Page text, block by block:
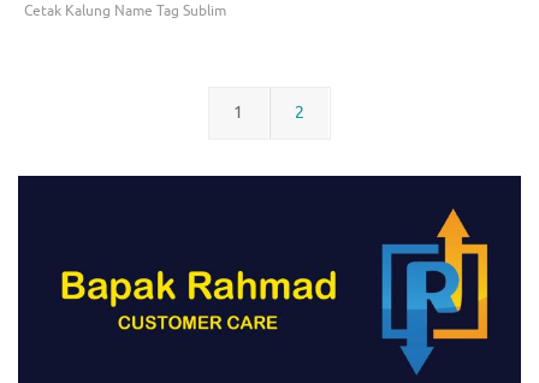
Cetak Kalung Name Tag Sublim
1 2